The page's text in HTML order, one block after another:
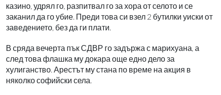
казино, удрял го, разпитвал го за хора от селото и се
заканил да го убие. Преди това си взел 2 бутилки уиски от
заведението, без да ги плати.
В сряда вечерта пък СДВР го задържа с марихуана, а
след това флашка му докара още едно дело за
хулиганство. Арестът му стана по време на акция в
няколко софийски села.